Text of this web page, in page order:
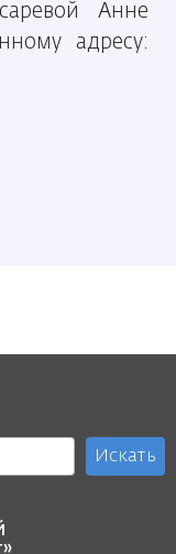
Анне
адресу:
Искать